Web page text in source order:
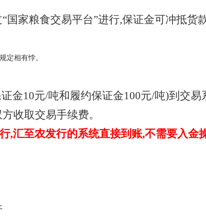
“国家粮食交易平台”进行,保证金可冲抵货款
定相有悖。
金10元/吨和履约保证金100元/吨)到交易
收取交易手续费。
,汇至农发行的系统直接到账,不需要入金